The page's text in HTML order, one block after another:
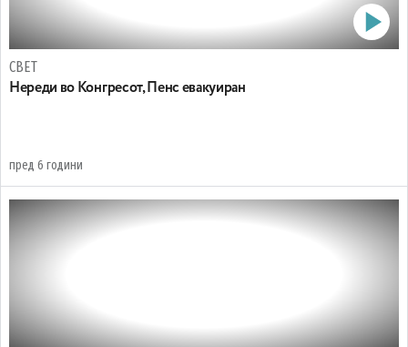
СВЕТ
Нереди во Конгресот, Пенс евакуиран
пред 6 години